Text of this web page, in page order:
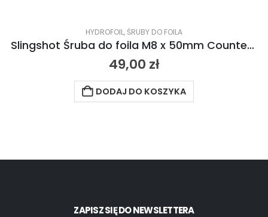
HYDROFOIL,ŚRUBY DO FOILA
Slingshot Śruba do foila M8 x 50mm Countersunk 2021
49,00 zł
DODAJ DO KOSZYKA
ZAPISZ SIĘ DO NEWSLETTERA